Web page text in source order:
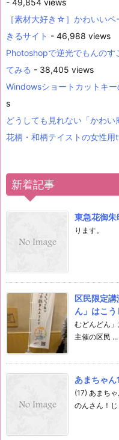
［素材大好き☆］かわいい
きるサイト - 46,988 views
Photoshopで逆光でもんのす
てみる - 38,405 views
Windowsショートカットキ
s
どうしても見れない「かわい
花柄・和柄テイストの女性
新着記事
東急花御
ります。
区民限定
ん」はこ
むどんどん
主催の区民 ...
あまちゃ
(17) あまち
のんさん！じ